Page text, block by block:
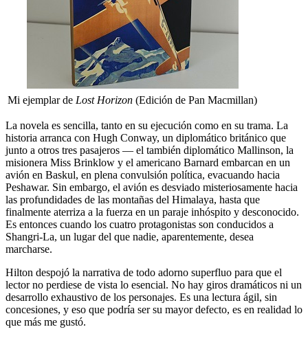
Mi ejemplar de Lost Horizon (Edición de Pan Macmillan)
La novela es sencilla, tanto en su ejecución como en su trama. La
historia arranca con Hugh Conway, un diplomático británico que
junto a otros tres pasajeros — el también diplomático Mallinson, la
misionera Miss Brinklow y el americano Barnard embarcan en un
avión en Baskul, en plena convulsión política, evacuando hacia
Peshawar. Sin embargo, el avión es desviado misteriosamente hacia
las profundidades de las montañas del Himalaya, hasta que
finalmente aterriza a la fuerza en un paraje inhóspito y desconocido.
Es entonces cuando los cuatro protagonistas son conducidos a
Shangri-La, un lugar del que nadie, aparentemente, desea
marcharse.
Hilton despojó la narrativa de todo adorno superfluo para que el
lector no perdiese de vista lo esencial. No hay giros dramáticos ni un
desarrollo exhaustivo de los personajes. Es una lectura ágil, sin
concesiones, y eso que podría ser su mayor defecto, es en realidad lo
que más me gustó.